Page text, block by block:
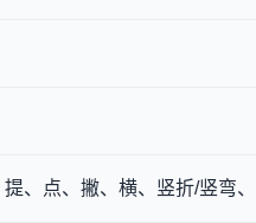
提、点、撇、横、竖折/竖弯